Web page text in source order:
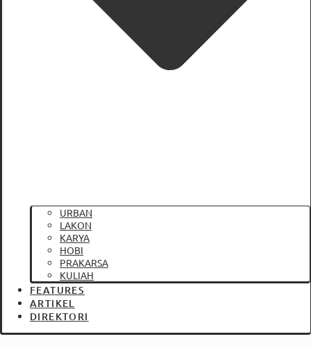
URBAN
LAKON
KARYA
HOBI
PRAKARSA
KULIAH
FEATURES
ARTIKEL
DIREKTORI